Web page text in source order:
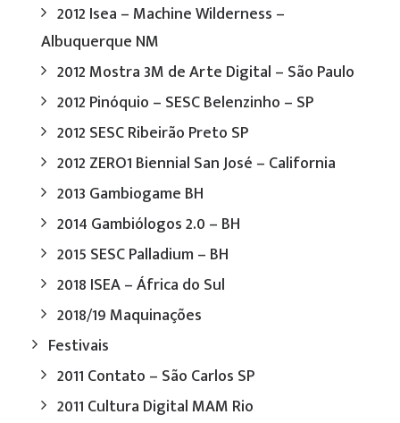
2012 Isea – Machine Wilderness –
Albuquerque NM
2012 Mostra 3M de Arte Digital – São Paulo
2012 Pinóquio – SESC Belenzinho – SP
2012 SESC Ribeirão Preto SP
2012 ZERO1 Biennial San José – California
2013 Gambiogame BH
2014 Gambiólogos 2.0 – BH
2015 SESC Palladium – BH
2018 ISEA – África do Sul
2018/19 Maquinações
Festivais
2011 Contato – São Carlos SP
2011 Cultura Digital MAM Rio